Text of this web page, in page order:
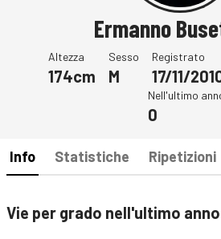
Ermanno
Altezza
174cm
Sesso
M
Registrato
17/11/
Nell'ultimo
0
Info Statistiche Ripetizioni
Vie per grado nell'ultimo anno